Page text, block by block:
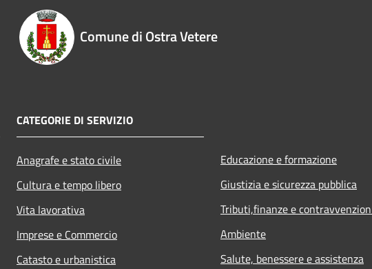
Comune di Ostra Vetere
CATEGORIE DI SERVIZIO
Anagrafe e stato civile
Cultura e tempo libero
Vita lavorativa
Imprese e Commercio
Catasto e urbanistica
Educazione e formazione
Giustizia e sicurezza pubblica
Tributi,finanze e
Ambiente
Salute, benessere e assistenza